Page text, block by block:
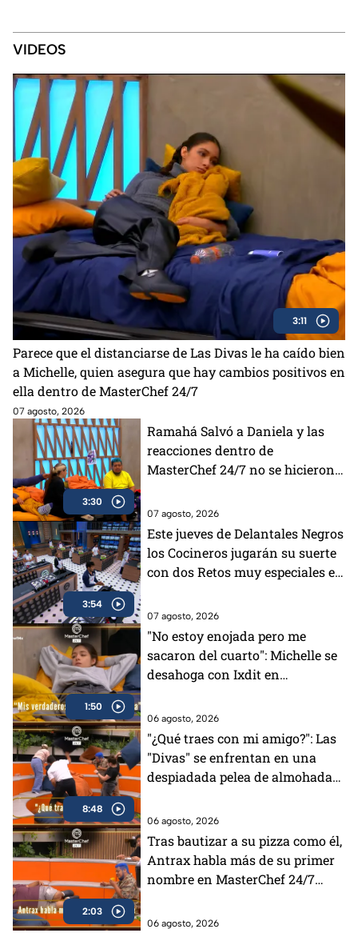
VIDEOS
3:11
Parece que el distanciarse de Las Divas le ha caído bien
a Michelle, quien asegura que hay cambios positivos en
ella dentro de MasterChef 24/7
07 agosto, 2026
3:30
Ramahá Salvó a Daniela y las
reacciones dentro de
MasterChef 24/7 no se hicieron
07 agosto, 2026
3:54
Este jueves de Delantales Negros
los Cocineros jugarán su suerte
con dos Retos muy especiales en
07 agosto, 2026
1:50
"No estoy enojada pero me
sacaron del cuarto": Michelle se
desahoga con Ixdit en
06 agosto, 2026
8:48
"¿Qué traes con mi amigo?": Las
"Divas" se enfrentan en una
despiadada pelea de almohadas
06 agosto, 2026
2:03
Tras bautizar a su pizza como él,
Antrax habla más de su primer
nombre en MasterChef 24/7
06 agosto, 2026